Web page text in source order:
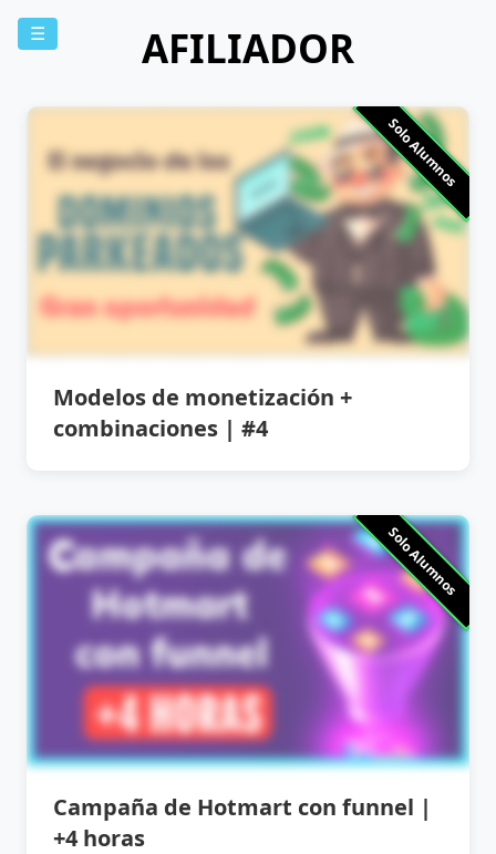
☰ AFILIADOR
Solo Alumnos
Modelos de monetización +
combinaciones | #4
Solo Alumnos
Campaña de Hotmart con funnel |
+4 horas